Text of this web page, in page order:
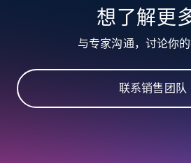
TikTok - Profiles
Account id, Nickname,
engagement rate, Comment
and more.
想了解更
与专家沟通，讨论你
联系销售团队